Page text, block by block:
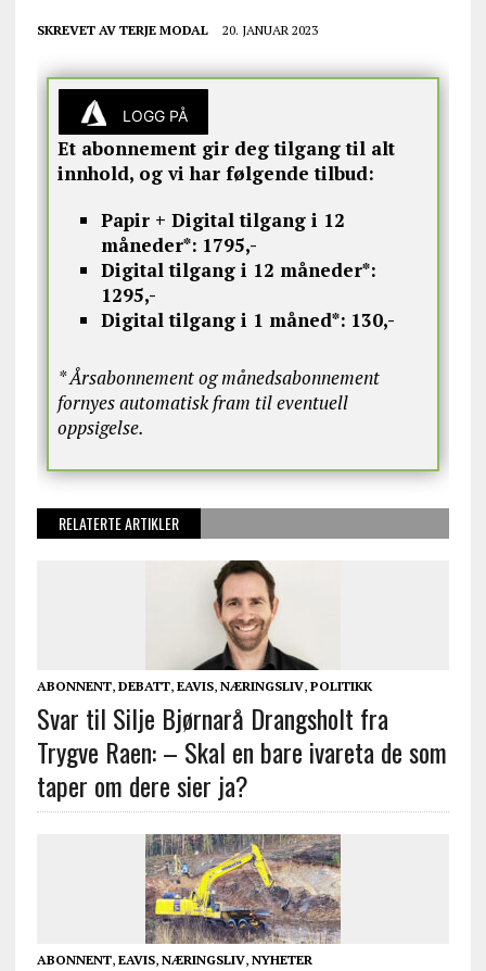
SKREVET AV TERJE MODAL 20. JANUAR 2023
LOGG PÅ
Et abonnement gir deg tilgang til alt
innhold, og vi har følgende tilbud:
Papir + Digital tilgang i 12
måneder*: 1795,-
Digital tilgang i 12 måneder*:
1295,-
Digital tilgang i 1 måned*: 130,-
* Årsabonnement og månedsabonnement
fornyes automatisk fram til eventuell
oppsigelse.
RELATERTE ARTIKLER
ABONNENT, DEBATT, EAVIS, NÆRINGSLIV, POLITIKK
Svar til Silje Bjørnarå Drangsholt fra
Trygve Raen: – Skal en bare ivareta de som
taper om dere sier ja?
ABONNENT, EAVIS, NÆRINGSLIV, NYHETER